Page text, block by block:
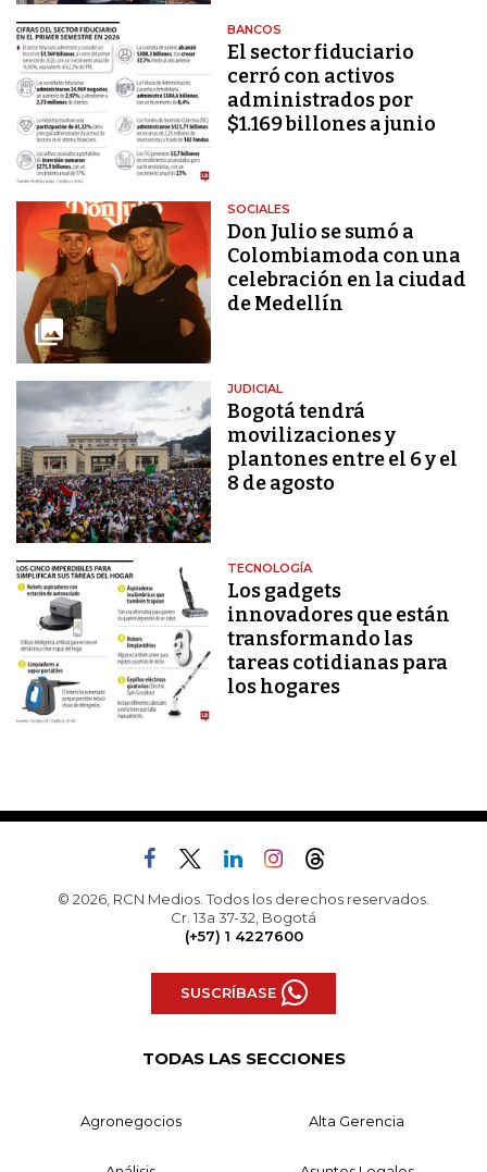
BANCOS
El sector fiduciario
cerró con activos
administrados por
$1.169 billones a junio
SOCIALES
Don Julio se sumó a
Colombiamoda con una
celebración en la ciudad
de Medellín
JUDICIAL
Bogotá tendrá
movilizaciones y
plantones entre el 6 y el
8 de agosto
TECNOLOGÍA
Los gadgets
innovadores que están
transformando las
tareas cotidianas para
los hogares
© 2026, RCN Medios. Todos los derechos reservados.
Cr. 13a 37-32, Bogotá
(+57) 1 4227600
SUSCRÍBASE
TODAS LAS SECCIONES
Agronegocios Alta Gerencia